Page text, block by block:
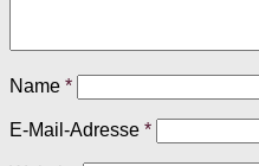
Name *
E-Mail-Adresse *